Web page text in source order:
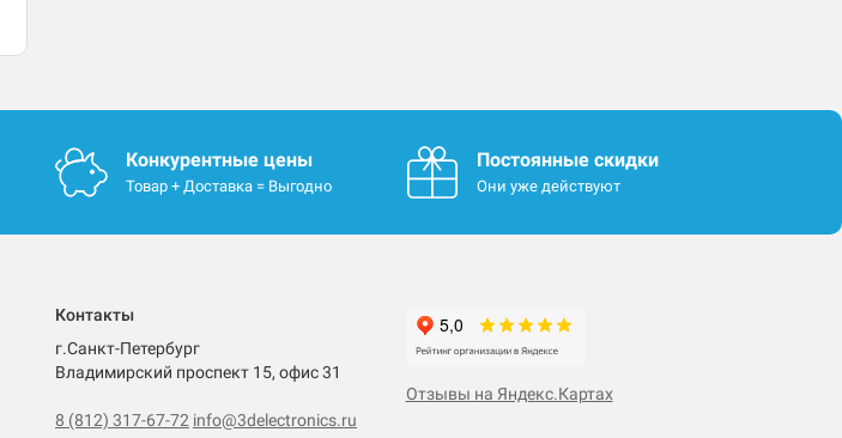
Конкурентные цены
Товар + Доставка = Выгодно
Постоянные скидки
Они уже действуют
Контакты
г.Санкт-Петербург
Владимирский проспект 15, офис 31
8 (812) 317-67-72 info@3delectronics.ru
Отзывы на Яндекс.Картах